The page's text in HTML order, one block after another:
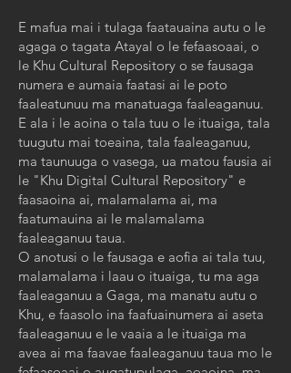
E mafua mai i tulaga faatauaina autu o le
agaga o tagata Atayal o le fefaasoaai, o
le Khu Cultural Repository o se fausaga
numera e aumaia faatasi ai le poto
faaleatunuu ma manatuaga faaleaganuu.
E ala i le aoina o tala tuu o le ituaiga, tala
tuugutu mai toeaina, tala faaleaganuu,
ma taunuuga o vasega, ua matou fausia ai
le "Khu Digital Cultural Repository" e
faasaoina ai, malamalama ai, ma
faatumauina ai le malamalama
faaleaganuu taua.
O anotusi o le fausaga e aofia ai tala tuu,
malamalama i laau o ituaiga, tu ma aga
faaleaganuu a Gaga, ma manatu autu o
Khu, e faasolo ina faafuainumera ai aseta
faaleaganuu e le vaaia a le ituaiga ma
avea ai ma faavae faaleaganuu taua mo le